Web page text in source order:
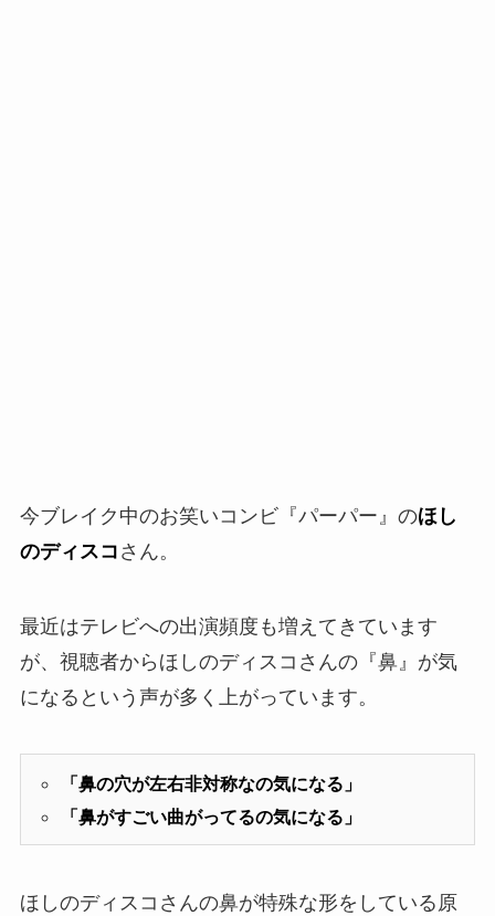
今ブレイク中のお笑いコンビ『パーパー』のほし
のディスコ さん。
最近はテレビへの出演頻度も増えてきています
が、視聴者からほしのディスコさんの『鼻』が気
になるという声が多く上がっています。
「鼻の穴が左右非対称なの気になる」
「鼻がすごい曲がってるの気になる」
ほしのディスコさんの鼻が特殊な形をしている原